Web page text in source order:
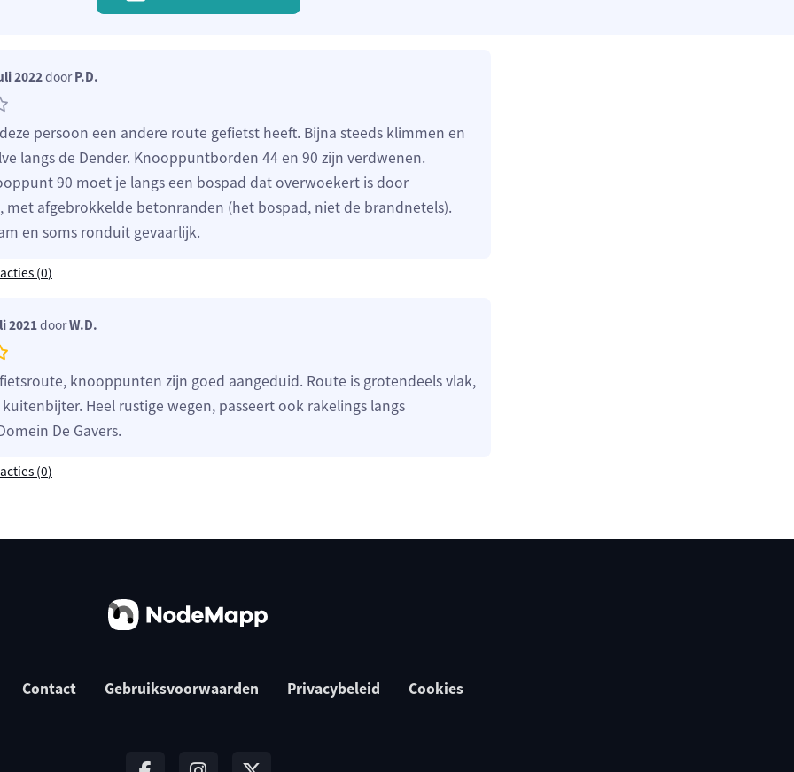
2022doorP.D.
persoon een andere route gefietst heeft. Bijna steeds klimmen en
langs de Dender. Knooppuntborden 44 en 90 zijn verdwenen.
90 moet je langs een bospad dat overwoekert is door
met afgebrokkelde betonranden (het bospad, niet de brandnetels).
en soms ronduit gevaarlijk.
(0)
2021doorW.D.
knooppunten zijn goed aangeduid. Route is grotendeels vlak,
Heel rustige wegen, passeert ook rakelings langs
De Gavers.
(0)
Contact Gebruiksvoorwaarden Privacybeleid Cookies